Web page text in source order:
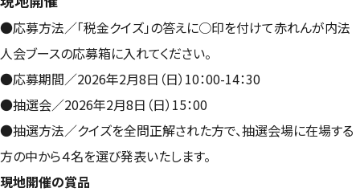
●応募方法／「税金クイズ」の答えに○印を付けて赤れんが内法
人会ブースの応募箱に入れてください。
●応募期間／2026年2月8日（日）10：00-14：30
●抽選会／2026年2月8日（日）15：00
●抽選方法／クイズを全問正解された方で、抽選会場に在場する
方の中から４名を選び発表いたします。
現地開催の賞品